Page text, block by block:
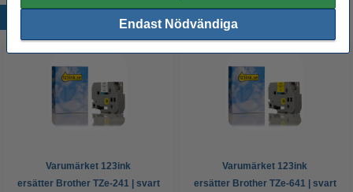
Endast Nödvändiga
Populära produkter
Varumärket 123ink
ersätter Brother TZe-241 | svart
Varumärket 123ink
ersätter Brother TZe-641 | svart